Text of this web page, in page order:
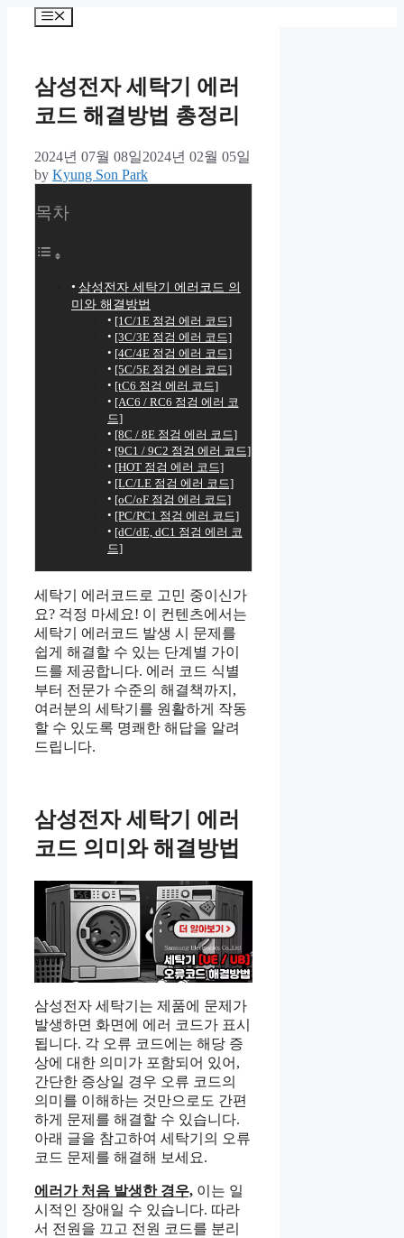
메
삼성전자 세탁기 에러
코드 해결방법 총정리
2024년 07월 08일2024년 02월 05일
by Kyung Son Park
목차
삼성전자 세탁기 에러코드 의
미와 해결방법
[1C/1E 점검 에러 코드]
[3C/3E 점검 에러 코드]
[4C/4E 점검 에러 코드]
[5C/5E 점검 에러 코드]
[tC6 점검 에러 코드]
[AC6 / RC6 점검 에러 코
드]
[8C / 8E 점검 에러 코드]
[9C1 / 9C2 점검 에러 코드]
[HOT 점검 에러 코드]
[LC/LE 점검 에러 코드]
[oC/oF 점검 에러 코드]
[PC/PC1 점검 에러 코드]
[dC/dE, dC1 점검 에러 코
드]
세탁기 에러코드로 고민 중이신가
요? 걱정 마세요! 이 컨텐츠에서는
세탁기 에러코드 발생 시 문제를
쉽게 해결할 수 있는 단계별 가이
드를 제공합니다. 에러 코드 식별
부터 전문가 수준의 해결책까지,
여러분의 세탁기를 원활하게 작동
할 수 있도록 명쾌한 해답을 알려
드립니다.
삼성전자 세탁기 에러
코드 의미와 해결방법
삼성전자 세탁기는 제품에 문제가
발생하면 화면에 에러 코드가 표시
됩니다. 각 오류 코드에는 해당 증
상에 대한 의미가 포함되어 있어,
간단한 증상일 경우 오류 코드의
의미를 이해하는 것만으로도 간편
하게 문제를 해결할 수 있습니다.
아래 글을 참고하여 세탁기의 오류
코드 문제를 해결해 보세요.
에러가 처음 발생한 경우, 이는 일
시적인 장애일 수 있습니다. 따라
서 전원을 끄고 전원 코드를 분리